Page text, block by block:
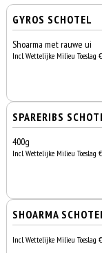
GYROS SCHOTEL
Shoarma met rauwe ui
Incl. Wettelijke Milieu Toeslag
SPARERIBS
400g
Incl. Wettelijke Milieu Toeslag
SHOARMA
Incl. Wettelijke Milieu Toeslag